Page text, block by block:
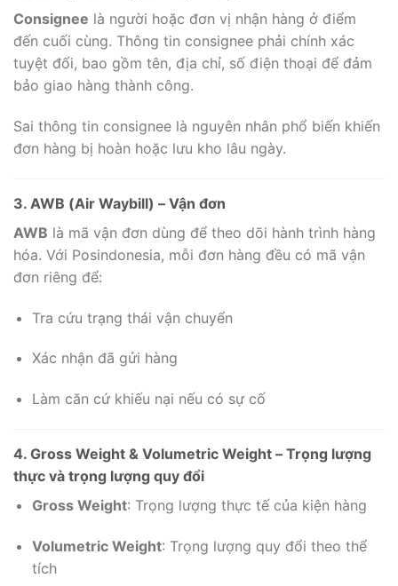
Consignee là người hoặc đơn vị nhận hàng ở điểm
đến cuối cùng. Thông tin consignee phải chính xác
tuyệt đối, bao gồm tên, địa chỉ, số điện thoại để đảm
bảo giao hàng thành công.
Sai thông tin consignee là nguyên nhân phổ biến khiến
đơn hàng bị hoàn hoặc lưu kho lâu ngày.
3. AWB (Air Waybill) – Vận đơn
AWB là mã vận đơn dùng để theo dõi hành trình hàng
hóa. Với Posindonesia, mỗi đơn hàng đều có mã vận
đơn riêng để:
Tra cứu trạng thái vận chuyển
Xác nhận đã gửi hàng
Làm căn cứ khiếu nại nếu có sự cố
4. Gross Weight & Volumetric Weight – Trọng lượng
thực và trọng lượng quy đổi
Gross Weight: Trọng lượng thực tế của kiện hàng
Volumetric Weight: Trọng lượng quy đổi theo thể
tích